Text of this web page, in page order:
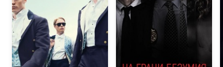
6.1 6.0 6.1 5.7